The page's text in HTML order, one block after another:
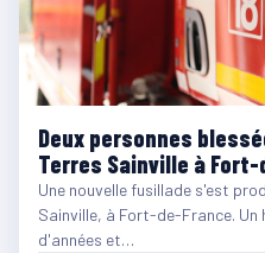
Deux personnes
Terres Sainville à Fort-
Une nouvelle fusillade s'est
Sainville, à Fort-de-France. Un
d'années et…